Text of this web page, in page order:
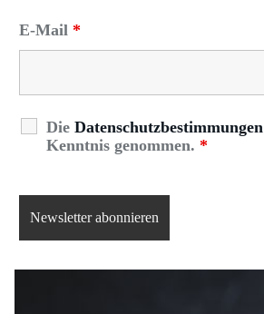
E-Mail *
Die Datenschutzbestimmungen
Kenntnis genommen. *